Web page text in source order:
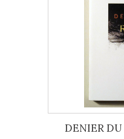
DENIER DU